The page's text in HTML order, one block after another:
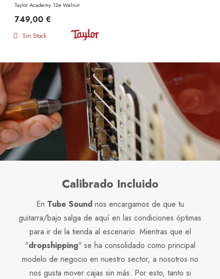
Taylor Academy 12e Walnut
749,00 €
Sin Stock
Calibrado Incluido
En Tube Soundnos encargamos de que tu
guitarra/bajo salga de aquí en las condiciones óptimas
para ir de la tienda al escenario. Mientras que el
"dropshipping" se ha consolidado como principal
modelo de negocio en nuestro sector, a nosotros no
nos gusta mover cajas sin más. Por esto, tanto si